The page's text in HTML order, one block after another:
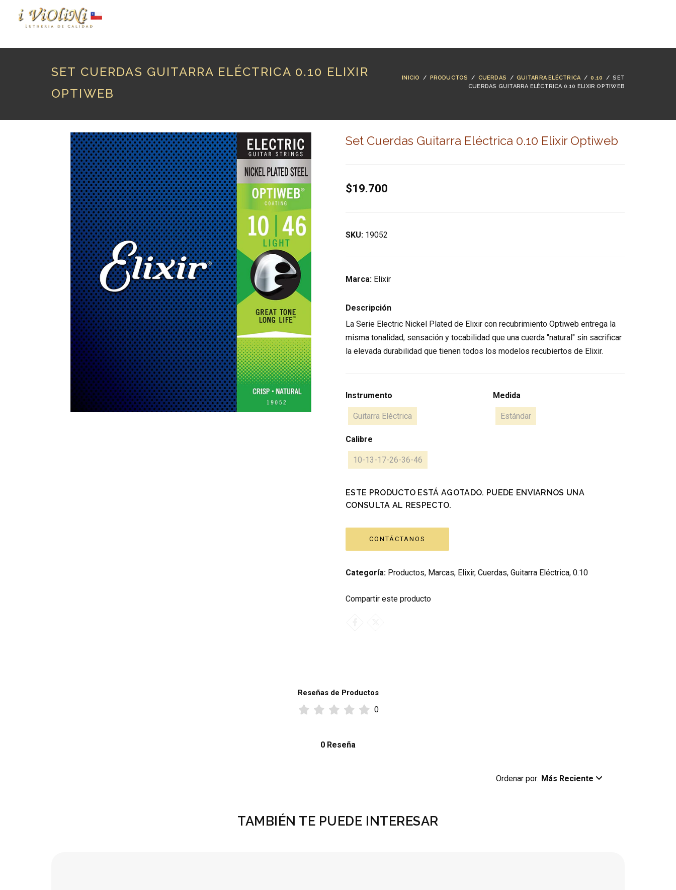
SET CUERDAS GUITARRA ELÉCTRICA 0.10 ELIXIR
OPTIWEB
INICIO / PRODUCTOS / CUERDAS /GUITARRA ELÉCTRICA /0.10 /SET
CUERDAS GUITARRA ELÉCTRICA 0.10 ELIXIR OPTIWEB
Set Cuerdas Guitarra Eléctrica 0.10 Elixir Optiweb
$19.700
SKU: 19052
Marca: Elixir
Descripción
La Serie Electric Nickel Plated de Elixir con recubrimiento Optiweb entrega la
misma tonalidad, sensación y tocabilidad que una cuerda "natural" sin sacrificar
la elevada durabilidad que tienen todos los modelos recubiertos de Elixir.
Instrumento
Guitarra Eléctrica
Medida
Estándar
Calibre
10-13-17-26-36-46
ESTE PRODUCTO ESTÁ AGOTADO. PUEDE ENVIARNOS UNA
CONSULTA AL RESPECTO.
CONTÁCTANOS
Categoría: Productos, Marcas, Elixir, Cuerdas, Guitarra Eléctrica, 0.10
Compartir este producto
Reseñas de Productos
0
0 Reseña
Ordenar por: Más Reciente
TAMBIÉN TE PUEDE INTERESAR